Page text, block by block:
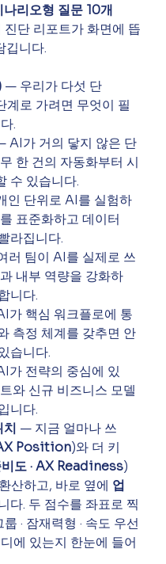
나리오형 질문 10개
진단 리포트가 화면에 뜹
깁니다.
— 우리가 다섯 단
계로 가려면 무엇이 필
.
AI가 거의 닿지 않은 단
한 건의 자동화부터 시
수 있습니다.
인 단위로 AI를 실험하
표준화하고 데이터
라집니다.
러 팀이 AI를 실제로 쓰
내부 역량을 강화하
니다.
가 핵심 워크플로에 통
측정 체계를 갖추면 안
습니다.
가 전략의 중심에 있
와 신규 비즈니스 모델
니다.
치 — 지금 얼마나 쓰
AX Position)와 더 키
비도 · AX Readiness)
산하고, 바로 옆에 업
다. 두 점수를 좌표로 찍
· 잠재력형 · 속도 우선
에 있는지 한눈에 들어